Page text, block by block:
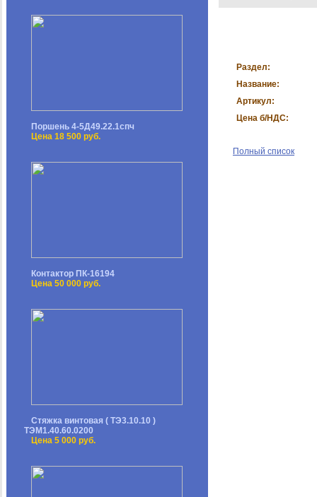
Поршень 4-5Д49.22.1спч
Цена 18 500 руб.
Контактор ПК-16194
Цена 50 000 руб.
Стяжка винтовая ( ТЭ3.10.10 )
ТЭМ1.40.60.0200
Цена 5 000 руб.
Раздел:
Название:
Артикул:
Цена б/НДС:
Полный список